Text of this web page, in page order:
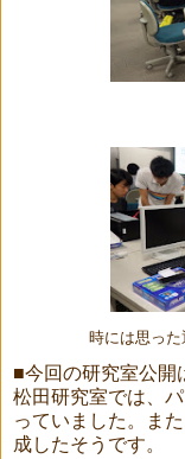
時には思った
■今回の研究室公開
松田研究室では、
っていました。ま
成したそうです。